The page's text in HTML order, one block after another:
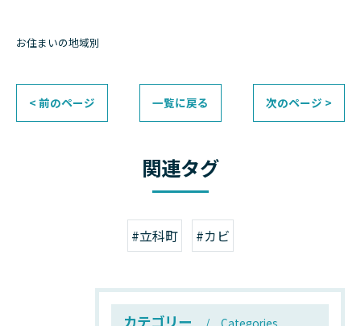
お住まいの地域別
< 前のページ 一覧に戻る 次のページ >
関連タグ
#立科町 #カビ
カテゴリー